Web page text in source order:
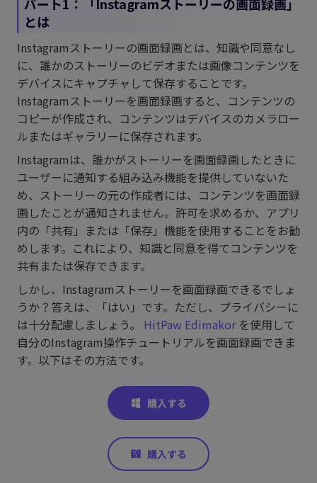
とは
Instagramストーリーの画面録画とは、知識や同意なし
に、誰かのストーリーのビデオまたは画像コンテンツを
デバイスにキャプチャして保存することです。
Instagramストーリーを画面録画すると、コンテンツの
コピーが作成され、コンテンツはデバイスのカメラロー
ルまたはギャラリーに保存されます。
Instagramは、誰かがストーリーを画面録画したときに
ユーザーに通知する組み込み機能を提供していないた
め、ストーリーの元の作成者には、コンテンツを画面録
画したことが通知されません。許可を求めるか、アプリ
内の「共有」または「保存」機能を使用することをお勧
めします。これにより、知識と同意を得てコンテンツを
共有または保存できます。
しかし、Instagramストーリーを画面録画できるでしょ
うか？答えは、「はい」です。ただし、プライバシーに
は十分配慮しましょう。
HitPaw Edimakor を使用して
自分のInstagram操作チュートリアルを画面録画できま
す。以下はその方法です。